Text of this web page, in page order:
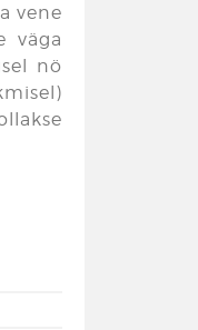
vene
väga
nö